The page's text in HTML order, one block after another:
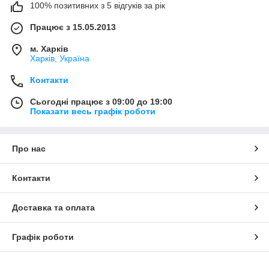
100% позитивних з 5 відгуків за рік
Працює з 15.05.2013
м. Харків
Харків, Україна
Контакти
Сьогодні працює з 09:00 до 19:00
Показати весь графік роботи
Про нас
Контакти
Доставка та оплата
Графік роботи